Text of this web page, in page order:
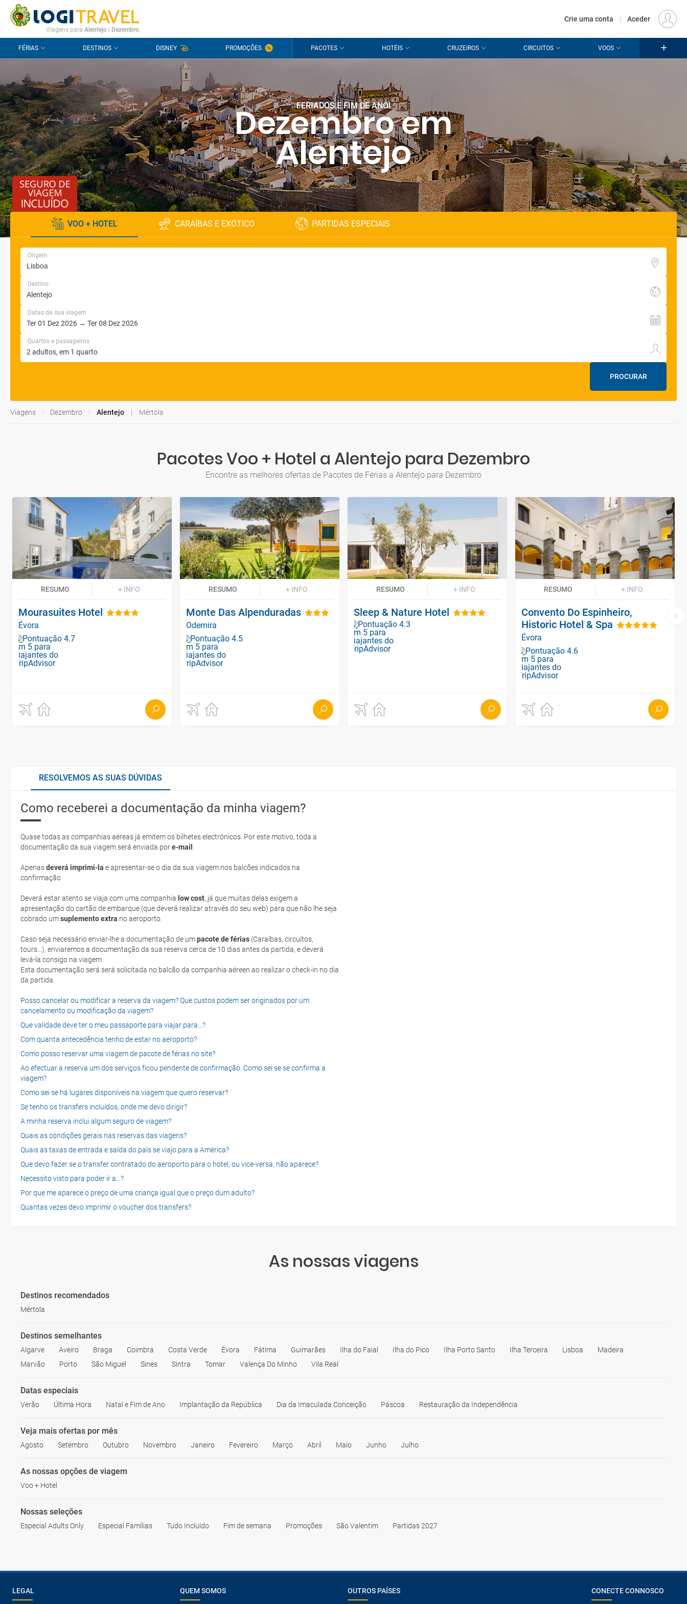
CONTACTO PERGUNTAS FREQUENTES EUR
Viagens para Alentejo Dezembro.
Crie uma conta | Aceder
FÉRIAS DESTINOS DISNEY PROMOÇÕES PACOTES HOTÉIS CRUZEIROS CIRCUITOS VOOS
FERIADOS E FIM DE ANO!
Dezembro em
Alentejo
VOO + HOTEL CARAÍBAS E EXÓTICO PARTIDAS ESPECIAIS
Origem
Destino
Datas da sua viagem
Quartos e passageiros
PROCURAR
Viagens Dezembro Alentejo Mértola
Pacotes Voo + Hotel a Alentejo para Dezembro
Encontre as melhores ofertas de Pacotes de Férias a Alentejo para Dezembro
RESUMO + INFO
Mourasuites Hotel
Évora
RESUMO + INFO
Monte Das Alpenduradas
Odemira
RESUMO + INFO
Sleep & Nature Hotel
RESUMO + INFO
Convento Do Espinheiro,
Historic Hotel & Spa
Évora
RESOLVEMOS AS SUAS DÚVIDAS
Como receberei a documentação da minha viagem?
Quase todas as companhias aéreas já emitem os bilhetes electrónicos. Por este motivo, toda a
documentação da sua viagem será enviada pore-mail
Apenasdeverá imprimi-la e apresentar-se o dia da sua viagem nos balcões indicados na
confirmação
Deverá estar atento se viaja com uma companhia low cost, já que muitas delas exigem a
apresentação do cartão de embarque (que deverá realizar através do seu web) para que não lhe seja
cobrado umsuplemento extra no aeroporto.
Caso seja necessário enviar-lhe a documentação de umpacote de férias (Caraíbas, circuitos,
tours...), enviaremos a documentação da sua reserva cerca de 10 dias antes da partida, e deverá
levá-la consigo na viagem.
Esta documentação será será solicitada no balcão da companhia aéreen ao realizar o check-in no dia
da partida.
Posso cancelar ou modificar a reserva da viagem? Que custos podem ser originados por um
cancelamento ou modificação da viagem?
Que validade deve ter o meu passaporte para viajar para...?
Com quanta antecedência tenho de estar no aeroporto?
Como posso reservar uma viagem de pacote de férias no site?
Ao efectuar a reserva um dos serviços ficou pendente de confirmação. Como sei se se confirma a
viagem?
Como sei se há lugares disponíveis na viagem que quero reservar?
Se tenho os transfers incluídos, onde me devo dirigir?
A minha reserva inclui algum seguro de viagem?
Quais as condições gerais nas reservas das viagens?
Quais as taxas de entrada e saída do país se viajo para a América?
Que devo fazer se o transfer contratado do aeroporto para o hotel, ou vice-versa, não aparece?
Necessito visto para poder ir a...?
Por que me aparece o preço de uma criança igual que o preço dum adulto?
Quantas vezes devo imprimir o voucher dos transfers?
As nossas viagens
Destinos recomendados
Mértola
Destinos semelhantes
Algarve Aveiro Braga Coimbra Costa Verde Évora Fátima Guimarães Ilha do Faial Ilha do Pico Ilha Porto Santo Ilha Terceira Lisboa
Madeira
Marvão
Porto São Miguel Sines Sintra Tomar Valença Do Minho Vila Real
Datas especiais
Verão Última Hora Natal e Fim de Ano Implantação da República Dia da Imaculada Conceição Páscoa Restauração da Independência
Veja mais ofertas por mês
Agosto Setembro Outubro Novembro Janeiro Fevereiro Março Abril Maio Junho Julho
As nossas opções de viagem
Voo + Hotel
Nossas seleções
Especial Adults Only Especial Famílias Tudo Incluído Fim de semana Promoções São Valentim Partidas 2027
LEGAL QUEM SOMOS OUTROS PAÍSES CONECTE CONNOSCO